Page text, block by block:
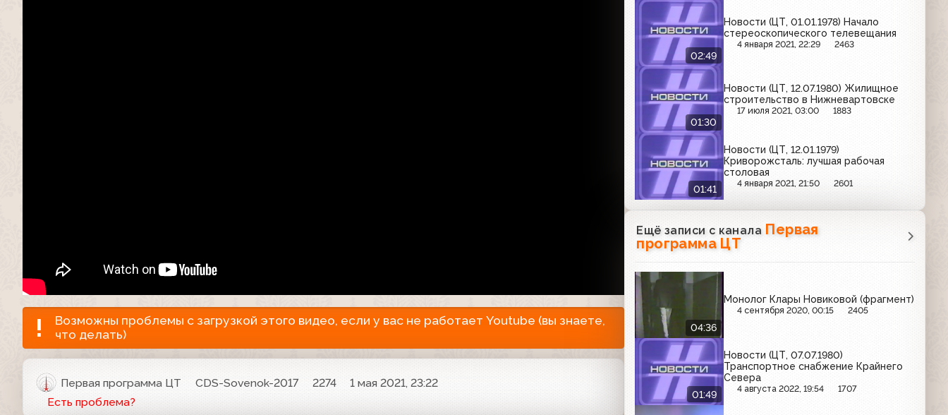
Возможны проблемы с загрузкой этого видео, если у вас не работает Youtube (вы знаете,
что делать)
Первая программа ЦТ CDS-Sovenok-2017 2274
1 мая 2021, 23:22
Есть проблема?
02:49
Новости (ЦТ, 01.01.1978) Начало
стереоскопического телевещания
4 января 2021, 22:29 2463
01:30
Новости (ЦТ, 12.07.1980) Жилищное
строительство в Нижневартовске
17 июля 2021, 03:00 1883
01:41
Новости (ЦТ, 12.01.1979)
Криворожсталь: лучшая рабочая
столовая
4 января 2021, 21:50 2601
Ещё записи с канала Первая
программа ЦТ
04:36
Монолог Клары Новиковой (фрагмент)
4 сентября 2020, 00:15 2405
01:49
Новости (ЦТ, 07.07.1980)
Транспортное снабжение Крайнего
Севера
4 августа 2022, 19:54 1707